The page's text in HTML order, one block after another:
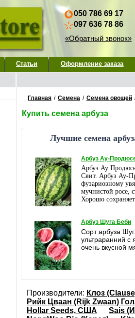
050 786 69 17
097 636 78 86
«Обратный звонок»
Статьи Оформление заказа
Главная / Семена / Семена овощей
Купить семена арбуза
Лучшие семена
Арбуз Ау-
Арбуз Ау
Свит. Арбуз Ау-
фузариозному
мучнистой росе,
Хорошо
Арбуз Шуга Беби
Сорт арбуза
ультраранний с
очень вкусной
Производители: Клоз
Рийк Цваан (Rijk Zwaan)
Hollar Seeds, США
Sais